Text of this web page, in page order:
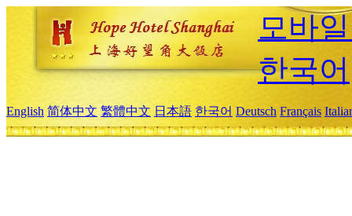
모바
한국어
English 简体中文 繁體中文 日本語 한국어 Deutsch Français